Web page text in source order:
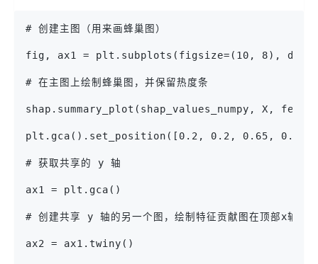
# 创建主图（用来画蜂巢图）
fig, ax1 = plt.subplots(figsize=(10, 8),
# 在主图上绘制蜂巢图，并保留热度条
shap.summary_plot(shap_values_numpy, X,
plt.gca().set_position([0.2, 0.2, 0.65, 0.65])  # 调
# 获取共享的 y 轴
ax1 = plt.gca()
# 创建共享 y 轴的另一个图，绘制特征贡献图在顶部x轴
ax2 = ax1.twiny()